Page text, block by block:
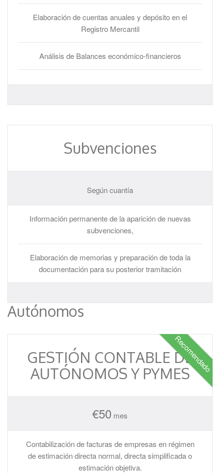
Elaboración de cuentas anuales y depósito en el
Registro Mercantil
Análisis de Balances económico-financieros
Subvenciones
Según cuantía
Información permanente de la aparición de nuevas
subvenciones,
Elaboración de memorias y preparación de toda la
documentación para su posterior tramitación
Autónomos
GESTIÓN CONTABLE DE
AUTÓNOMOS Y PYMES
€50 mes
Contabilización de facturas de empresas en régimen
de estimación directa normal, directa simplificada o
estimación objetiva.
Recomendado